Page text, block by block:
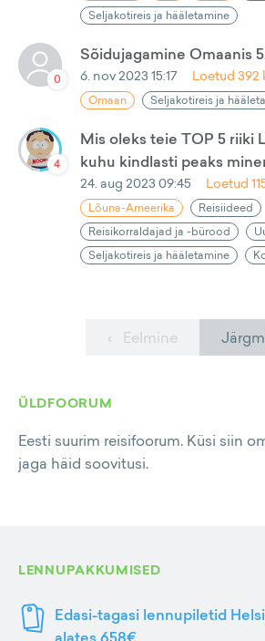
Seljakotireis ja hääletamine
0
Sõidujagamine Omaanis
6. nov 2023 15:17 Loetud 392
Omaan Seljakotireis ja
4
Mis oleks teie TOP 5 riiki
kuhu kindlasti peaks
24. aug 2023 09:45 Loetud
Lõuna-Ameerika
Reisiideed
Reisikorraldajad ja -bürood
Seljakotireis ja hääletamine
‹ Eelmine
ÜLDFOORUM
Eesti suurim reisifoorum. Küsi siin
jaga häid soovitusi.
LENNUPAKKUMISED
Edasi-tagasi lennupiletid